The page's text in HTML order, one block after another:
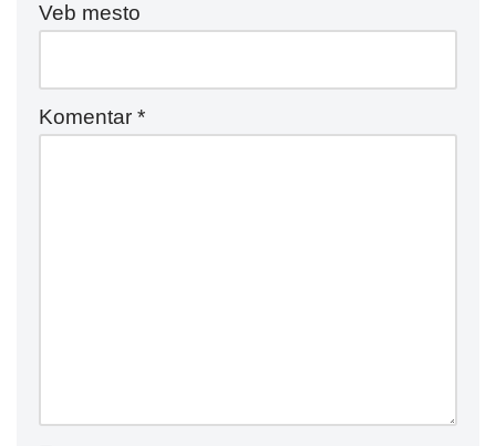
Veb mesto
Komentar *